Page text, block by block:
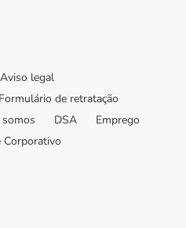
Aviso legal
Formulário de retratação
DSA
Emprego
Corporativo